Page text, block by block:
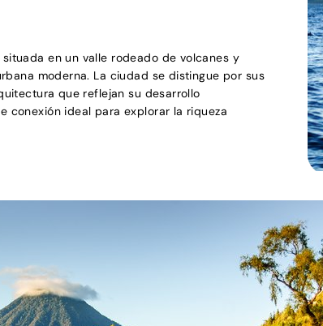
en un valle rodeado de volcanes y
moderna. La ciudad se distingue por sus
que reflejan su desarrollo
conexión ideal para explorar la riqueza